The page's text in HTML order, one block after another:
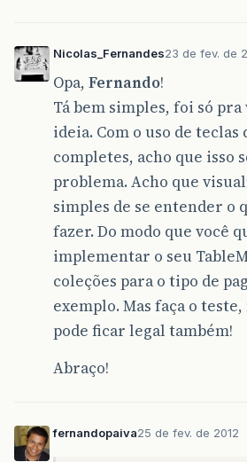
Nicolas_Fernandes23 de fev. de
Opa, Fernando!
Tá bem simples, foi só
ideia. Com o uso de teclas
completes, acho que isso
problema. Acho que
simples de se entender o
fazer. Do modo que você
implementar o seu
coleções para o tipo de
exemplo. Mas faça o
pode ficar legal também!
Abraço!
fernandopaiva25 de fev. de 2012